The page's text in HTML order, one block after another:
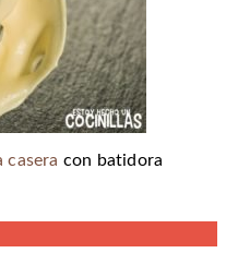
casera con batidora